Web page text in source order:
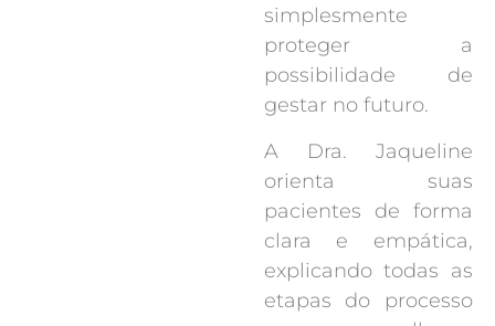
simplesmente
proteger a
possibilidade de
gestar no futuro.
A Dra. Jaqueline
orienta suas
pacientes de forma
clara e empática,
explicando todas as
etapas do processo